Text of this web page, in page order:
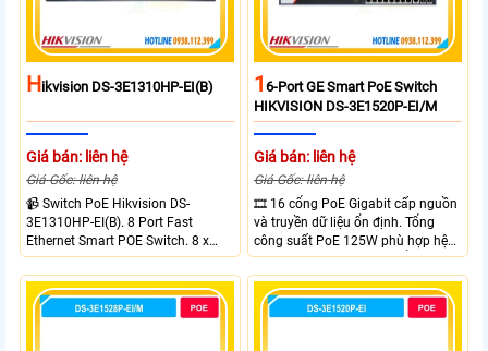
HIkvision DS-3E1310HP-EI(B)
Giá bán: liên hệ
Giá Gốc: liên hệ
📹 Switch PoE Hikvision DS-
3E1310HP-EI(B). 8 Port Fast
Ethernet Smart POE Switch. 8 x
10/100M PoE Ports, 2 x Gigabit
Uplink Ports.
16-Port GE Smart PoE Switch
HIKVISION DS-3E1520P-EI/M
Giá bán: liên hệ
Giá Gốc: liên hệ
🎞 16 cổng PoE Gigabit cấp nguồn
và truyền dữ liệu ổn định. Tổng
công suất PoE 125W phù hợp hệ
thống camera IP vừa. 2 cổng RJ45
Gigabit và 2 cổng quang SFP mở
rộng linh hoạt. Hỗ trợ truyền PoE
xa tối đa lên đến 300 mét.